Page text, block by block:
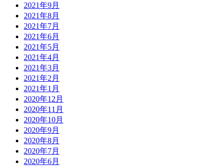
2021年9月
2021年8月
2021年7月
2021年6月
2021年5月
2021年4月
2021年3月
2021年2月
2021年1月
2020年12月
2020年11月
2020年10月
2020年9月
2020年8月
2020年7月
2020年6月